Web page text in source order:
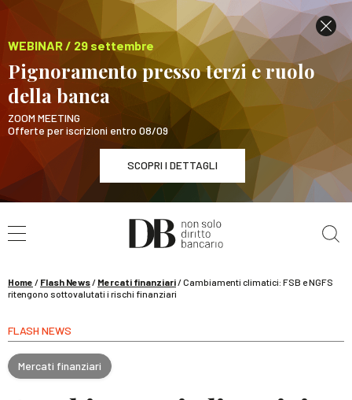
WEBINAR / 29 settembre
Pignoramento presso terzi e ruolo
della banca
ZOOM MEETING
Offerte per iscrizioni entro 08/09
SCOPRI I DETTAGLI
WEBINAR / 29 settembre
Pignoramento presso terzi e ruolo della banca
Home / Flash News/ Mercati finanziari/Cambiamenti climatici: FSB e NGFS
ritengono sottovalutati i rischi finanziari
FLASH NEWS
Mercati finanziari